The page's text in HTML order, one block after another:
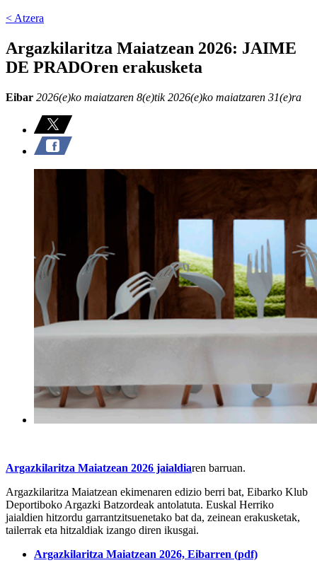
< Atzera
Argazkilaritza Maiatzean 2026: JAIME
DE PRADOren erakusketa
Eibar 2026(e)ko maiatzaren 8(e)tik 2026(e)ko maiatzaren 31(e)ra
Argazkilaritza Maiatzean 2026 jaialdiaren barruan.
Argazkilaritza Maiatzean ekimenaren edizio berri bat, Eibarko Klub
Deportiboko Argazki Batzordeak antolatuta. Euskal Herriko
jaialdien hitzordu garrantzitsuenetako bat da, zeinean erakusketak,
tailerrak eta hitzaldiak izango diren ikusgai.
Argazkilaritza Maiatzean 2026, Eibarren (pdf)